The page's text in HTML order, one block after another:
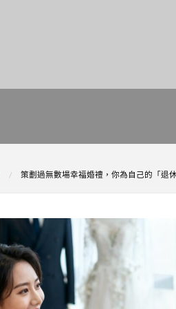
策劃過無數場幸福婚禮，你為自己的「退